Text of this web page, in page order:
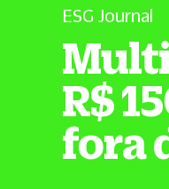
ESG Journal
R$
fora